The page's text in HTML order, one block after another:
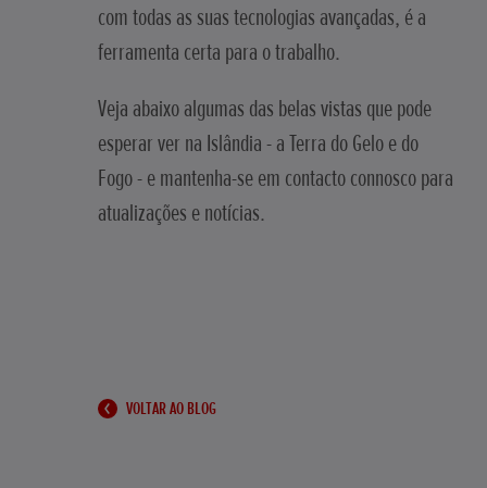
com todas as suas tecnologias avançadas, é a
ferramenta certa para o trabalho.
Veja abaixo algumas das belas vistas que pode
esperar ver na Islândia - a Terra do Gelo e do
Fogo - e mantenha-se em contacto connosco para
atualizações e notícias.
VOLTAR AO BLOG